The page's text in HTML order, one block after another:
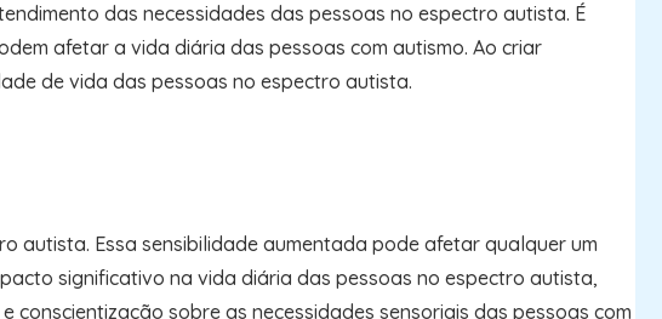
das necessidades das pessoas no espectro autista. É
afetar a vida diária das pessoas com autismo. Ao criar
de vida das pessoas no espectro autista.
autista. Essa sensibilidade aumentada pode afetar qualquer um
significativo na vida diária das pessoas no espectro autista,
sobre as necessidades sensoriais das pessoas com